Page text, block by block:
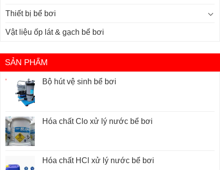
Thiết bị bể bơi
Vật liệu ốp lát & gạch bể bơi
SẢN PHẨM
Bộ hút vệ sinh bể bơi
Hóa chất Clo xử lý nước bể bơi
Hóa chất HCl xử lý nước bể bơi